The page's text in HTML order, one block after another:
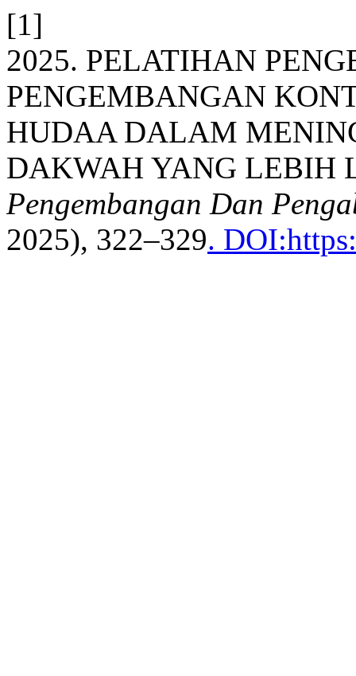
[1]
2025. PELATIHAN
PENGEMBANGAN
HUDAA DALAM
DAKWAH YANG LEBIH
Pengembangan Dan
2025), 322–329.